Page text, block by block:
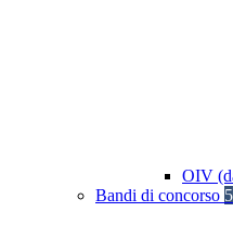
OIV
Bandi di concorso 5